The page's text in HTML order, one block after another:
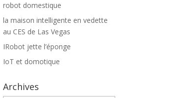
robot domestique
la maison intelligente en vedette
au CES de Las Vegas
IRobot jette l’éponge
IoT et domotique
Archives